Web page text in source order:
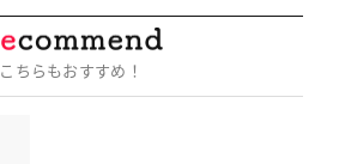
こちらもおすすめ！